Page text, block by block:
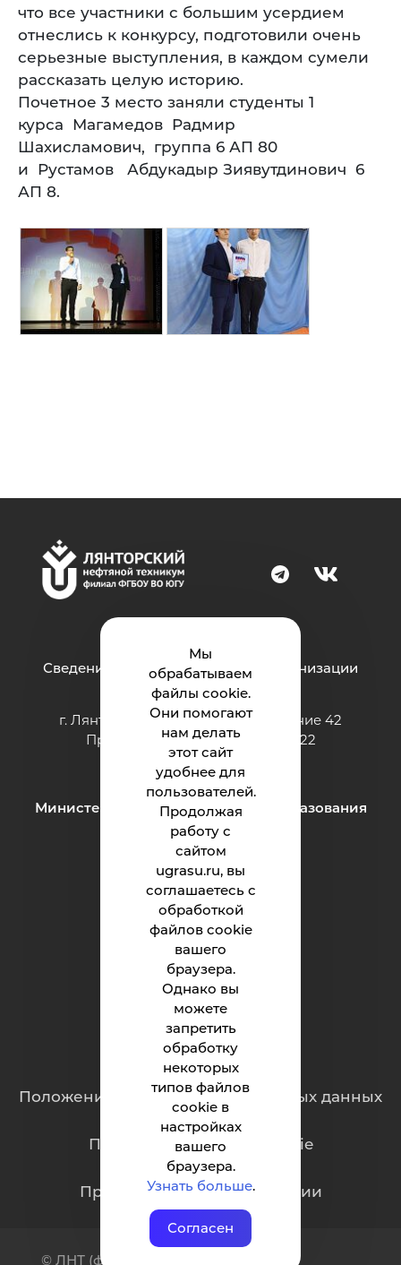
Мы
обрабатываем
файлы cookie.
Они помогают
нам делать
этот сайт
удобнее для
пользователей.
Продолжая
работу с
сайтом
ugrasu.ru, вы
соглашаетесь с
обработкой
файлов cookie
вашего
браузера.
Однако вы
можете
запретить
обработку
некоторых
типов файлов
cookie в
настройках
вашего
браузера.
Узнать больше.
Согласен
что все участники с большим усердием
отнеслись к конкурсу, подготовили очень
серьезные выступления, в каждом сумели
рассказать целую историю.
Почетное 3 место заняли студенты 1
курса Магамедов Радмир
Шахисламович, группа 6 АП 80
и Рустамов Абдукадыр Зиявутдинович 6
АП 8.
Сведения об образовательной организации
г. Лянтор, микрорайон 10-й, строение 42
Приёмная: тел.: +7 (3463) 842-822
e-mail:lnt86@ugrasu.ru
Министерство науки и высшего образования
Российской Федерации
Институт
Абитуриенту
Студенту
Родителям
Обращения граждан
Положение о защите персональных данных
Политика обработки cookie
Противодействие коррупции
© ЛНТ (филиал) ФГБОУ ВО «ЮГУ»